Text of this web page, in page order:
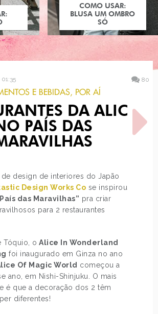
COMO USAR:
BLUSA UM OMBRO
SÓ
01:35 80
E BEBIDAS, POR AÍ
DA ALICE
PAÍS DAS
de design de interiores do Japão
Design Works Co se inspirou
das Maravilhas” pra criar
para 2 restaurantes
Tóquio, o Alice In Wonderland
foi inaugurado em Ginza no ano
Of Magic World começou a
ano, em Nishi-Shinjuku. O mais
é que a decoração dos 2 têm
diferentes!
DECAY
PRÓXIMO POST
LET THE MEMORIES BEGIN
- DISNEY PARKS